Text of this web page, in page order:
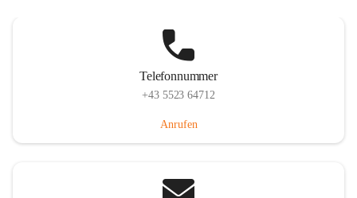
Telefonnummer
+43 5523 64712
Anrufen